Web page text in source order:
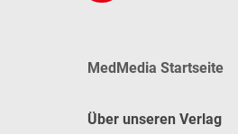
MedMedia Startseite
Über unseren Verlag